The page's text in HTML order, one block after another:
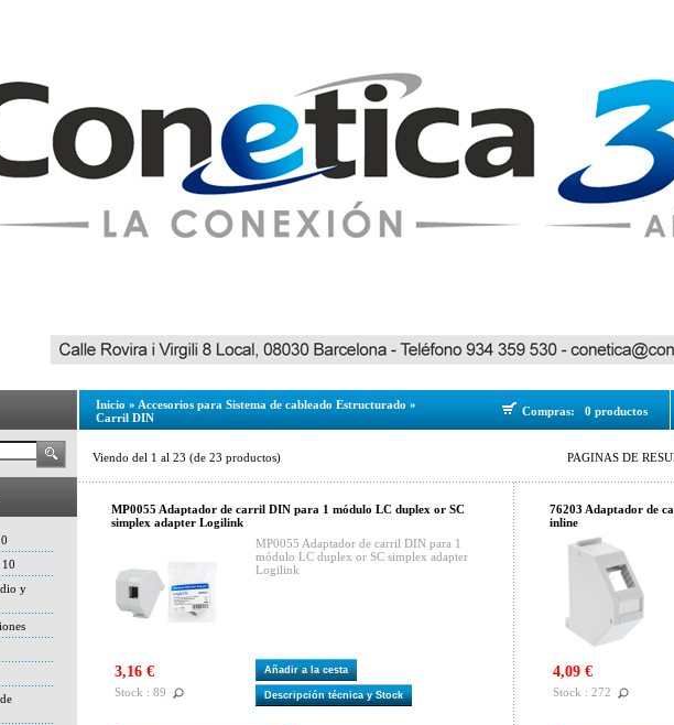
y
Inicio » Accesorios para Sistema de cableado Estructurado »
Carril DIN
Compras: 0 productos
Viendo del 1 al 23 (de 23 productos) PAGINAS DE
MP0055 Adaptador de carril DIN para 1 módulo LC duplex or SC
simplex adapter Logilink
MP0055 Adaptador de carril DIN para 1
módulo LC duplex or SC simplex adapter
Logilink
3,16 €
Stock : 89
Añadir a la cesta
Descripción técnica y Stock
76203 Adaptador de
inline
4,09 €
Stock : 272